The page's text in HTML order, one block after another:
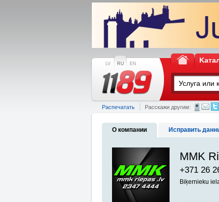
LV RU EN
Распечатать Расскажи другим:
О компании Исправить
MMK
+371 26
Biķernieku